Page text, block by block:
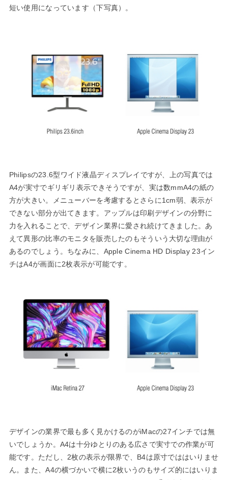
短い使用になっています（下写真）。
Philipsの23.6型ワイド液晶ディスプレイですが、上の写真では
A4が実寸でギリギリ表示できそうですが、実は数mmA4の紙の
方が大きい。メニューバーを考慮するとさらに1cm弱、表示が
できない部分が出てきます。アップルは印刷デザインの分野に
力を入れることで、デザイン業界に愛され続けてきました。あ
えて異形の比率のモニタを販売したのもそういう大切な理由が
あるのでしょう。ちなみに、Apple Cinema HD Display 23イン
チはA4が画面に2枚表示が可能です。
デザインの業界で最も多く見かけるのがiMacの27インチでは無
いでしょうか。A4は十分ゆとりのある広さで実寸での作業が可
能です。ただし、2枚の表示が限界で、B4は原寸でははいりませ
ん。また、A4の横づかいで横に2枚いうのもサイズ的にはいりま